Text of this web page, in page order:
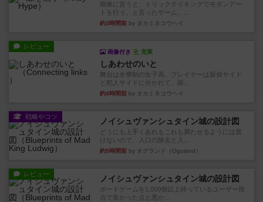
簡単に言うと、トリックテイキングでモダンアー
トを行う、と言ったゲーム。...
約3時間前 by タカミネコウヘイ
レビュー
画像付き 充実
しあわせのいと
舞台は全寮制の女子高。プレイヤーは探偵サイド
と犯人サイドに分かれて、探...
約4時間前 by タカミネコウヘイ
戦略やコツ ノイシュヴァンシュタイン城の設計図
どうにも上手くあれもこれも満たせるようには置
けないので、入口の除去と入...
約5時間前 by オグランド（Oguland）
レビュー ノイシュヴァンシュタイン城の設計図
ボードゲームを1,000個以上持っているユーザー視
点で良かった点と悪か...